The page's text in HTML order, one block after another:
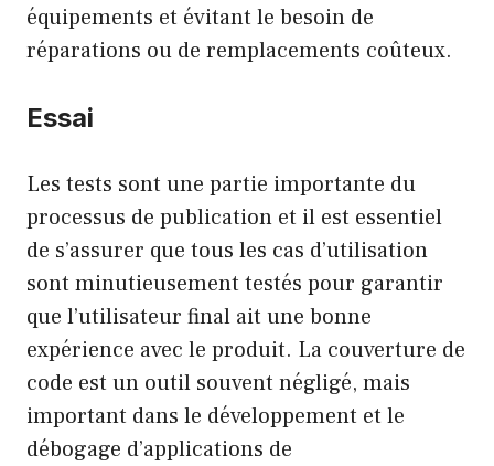
équipements et évitant le besoin de
réparations ou de remplacements coûteux.
Essai
Les tests sont une partie importante du
processus de publication et il est essentiel
de s’assurer que tous les cas d’utilisation
sont minutieusement testés pour garantir
que l’utilisateur final ait une bonne
expérience avec le produit. La couverture de
code est un outil souvent négligé, mais
important dans le développement et le
débogage d’applications de